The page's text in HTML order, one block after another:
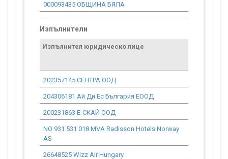
000093435 ОБЩИНА БЯЛА
Изпълнители
Изпълнител юридическо лице
202357145 СЕНТРА ООД
204306181 Ай Ди Ес България ЕООД
200231863 Е-СКАЙ ООД
NO 931 531 018 MVA Radisson Hotels Norway
AS
26648525 Wizz Air Hungary